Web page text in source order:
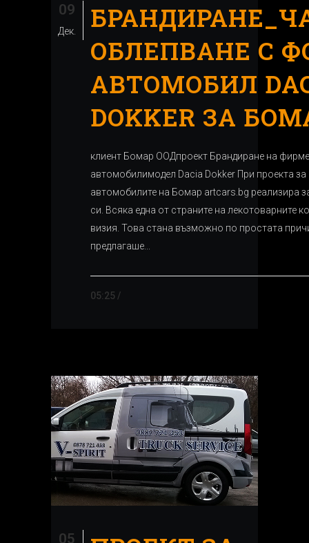
09
Дек.
ОБЛЕПВАНЕ С
АВТОМОБИЛ
DOKKER ЗА
клиент Бомар ООДпроект Брандиране на
автомобилимодел Dacia Dokker При проекта за
автомобилите на Бомар artcars.bg реализира
си. Всяка една от страните на лекотоварните
визия. Това стана възможно по простата
предлагаше...
05:25 /
05